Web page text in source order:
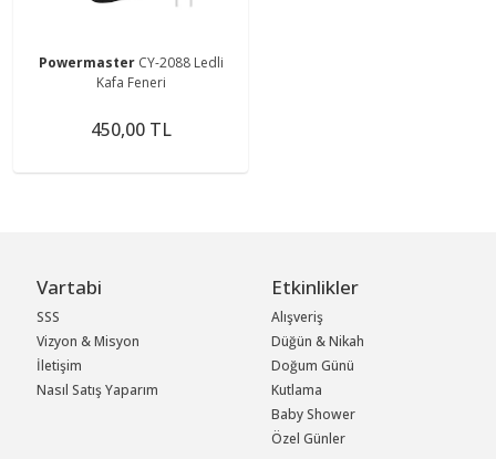
Powermaster CY-2088 Ledli
Kafa Feneri
450,00 TL
Vartabi
SSS
Vizyon & Misyon
İletişim
Nasıl Satış Yaparım
Etkinlikler
Alışveriş
Düğün & Nikah
Doğum Günü
Kutlama
Baby Shower
Özel Günler